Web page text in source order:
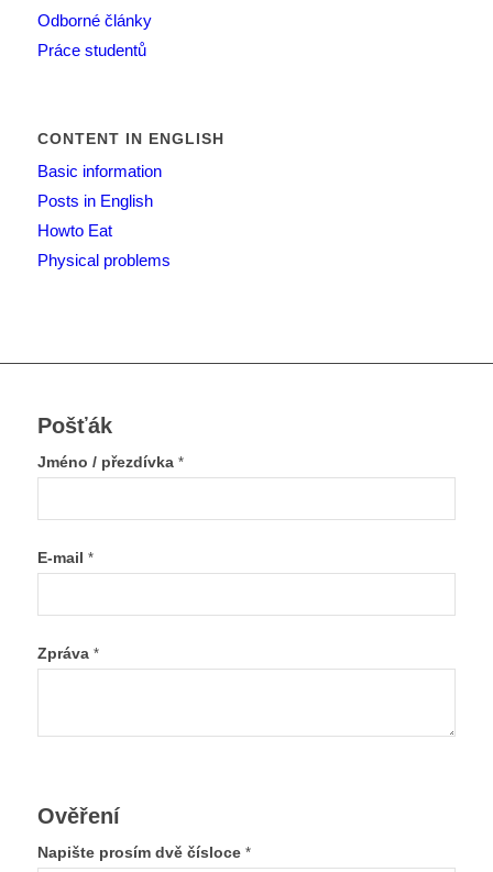
Odborné články
Práce studentů
CONTENT IN ENGLISH
Basic information
Posts in English
Howto Eat
Physical problems
Pošťák
Jméno / přezdívka *
E-mail *
Zpráva *
Ověření
Napište prosím dvě čísloce *